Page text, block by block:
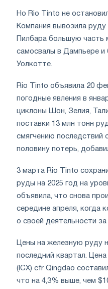
Но Rio Tinto не
Компания вывозила руду
Пилбара большую часть
самосвалы в Дампьере
Уолкотте.
Rio Tinto объявила 20
погодные явления в
циклоны Шон, Зелия,
поставки 13 млн тонн
смягчению последствий
половину потерь,
3 марта Rio Tinto
руды на 2025 год на
объявила, что снова
середине апреля, когда
о своей деятельности за
Цены на железную руду
последний квартал.
(ICX) cfr Qingdao
что на 4,3% выше, чем